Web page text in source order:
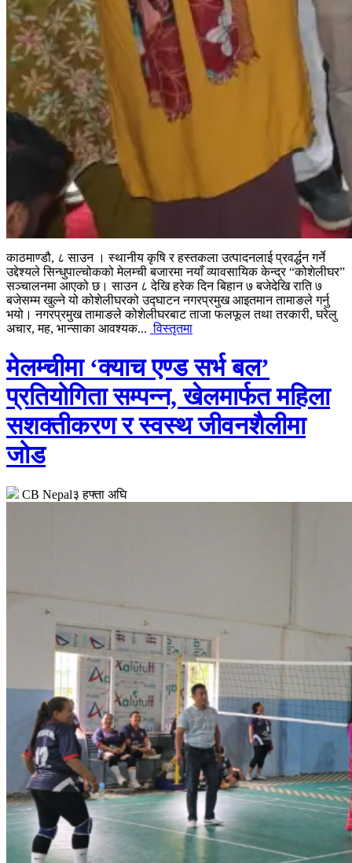
काठमाण्डौ, ८ साउन । स्थानीय कृषि र हस्तकला उत्पादनलाई प्रवर्द्धन गर्ने
उद्देश्यले सिन्धुपाल्चोकको मेलम्ची बजारमा नयाँ व्यावसायिक केन्द्र “कोशेलीघर”
सञ्चालनमा आएको छ। साउन ८ देखि हरेक दिन बिहान ७ बजेदेखि राति ७
बजेसम्म खुल्ने यो कोशेलीघरको उद्घाटन नगरप्रमुख आइतमान तामाङले गर्नु
भयो। नगरप्रमुख तामाङले कोशेलीघरबाट ताजा फलफूल तथा तरकारी, घरेलु
अचार, मह, भान्साका आवश्यक... विस्तृतमा
मेलम्चीमा ‘क्याच एण्ड सर्भ बल’
प्रतियोगिता सम्पन्न, खेलमार्फत महिला
सशक्तीकरण र स्वस्थ जीवनशैलीमा
जोड
CB Nepal३ हफ्ता अघि